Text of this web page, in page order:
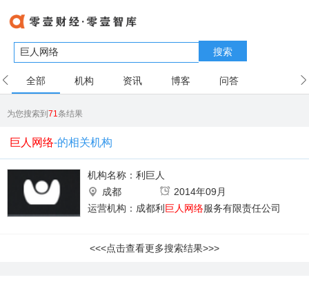
搜索
全部 机构 资讯 博客 问答
为您搜索到71条结果
巨人网络-的相关机构
机构名称： 利巨人
成都
2014年09月
运营机构：成都利 巨人网络服务有限责任公司
<<<点击查看更多搜索结果>>>